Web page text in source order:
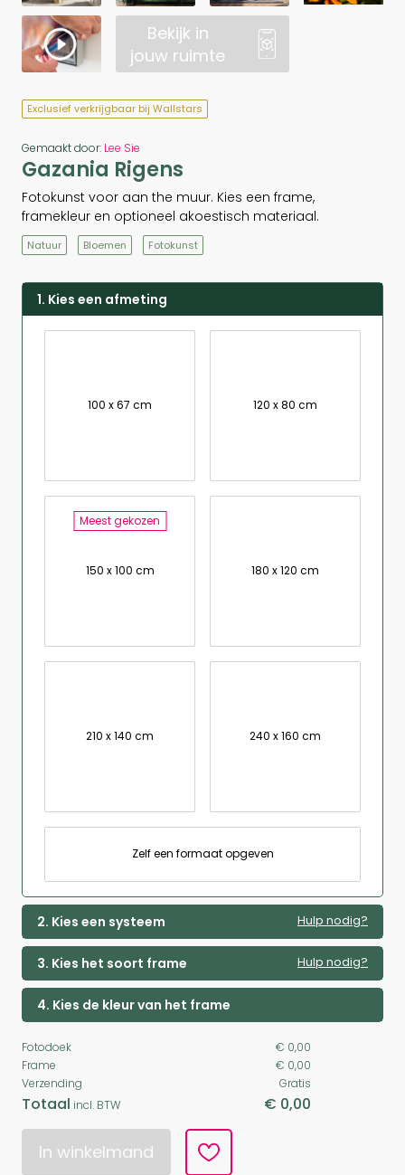
Bekijk in
jouw ruimte
Exclusief verkrijgbaar bij Wallstars
Gemaakt door: Lee Sie
Gazania Rigens
Fotokunst voor aan the muur. Kies een frame,
framekleur en optioneel akoestisch materiaal.
Natuur Bloemen Fotokunst
1. Kies een afmeting
100 x 67 cm 120 x 80 cm
Meest gekozen
150 x 100 cm 180 x 120 cm
210 x 140 cm 240 x 160 cm
Zelf een formaat opgeven
2. Kies een systeem Hulp nodig?
3. Kies het soort frame Hulp nodig?
4. Kies de kleur van het frame
Fotodoek
€ 0,00
Frame
€ 0,00
Verzending
Gratis
Totaal incl. BTW € 0,00
In winkelmand